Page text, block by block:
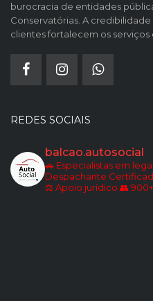
burocracia de entidades
Conservatórias. A
clientes fortalecem os
REDES SOCIAIS
balcao.autosocial
🚗 Especialistas em
Despachante
⚖️ Apoio jurídico 👥